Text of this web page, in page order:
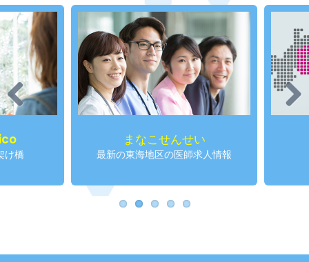
まなこせんせい
最新の東海地区の医師求人情報
Previous Next